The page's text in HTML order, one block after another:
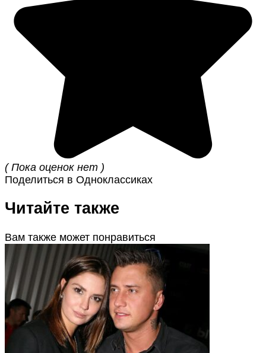
( Пока оценок нет )
Поделиться в Одноклассиках
Читайте также
Вам также может понравиться